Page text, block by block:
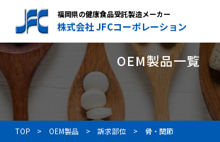
福岡県の健康食品受託製造メーカー
株式会社 JFCコーポレーション
OEM製品一覧
TOP OEM製品 訴求部位 骨・関節